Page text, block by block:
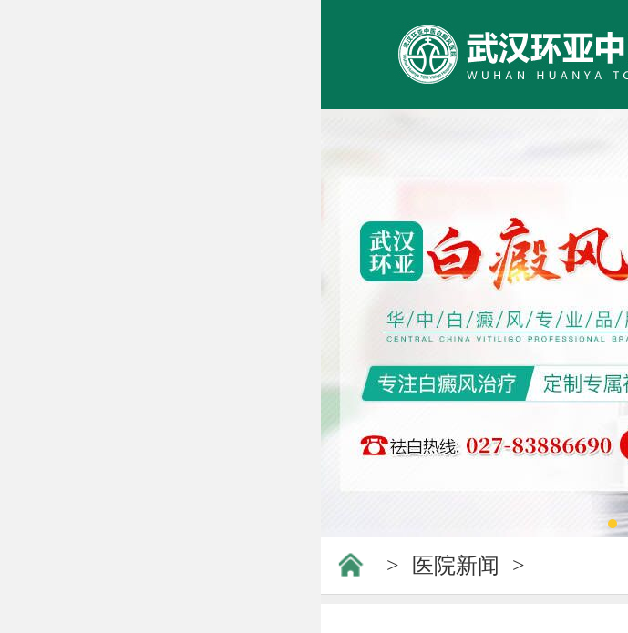
> 医院新闻 >